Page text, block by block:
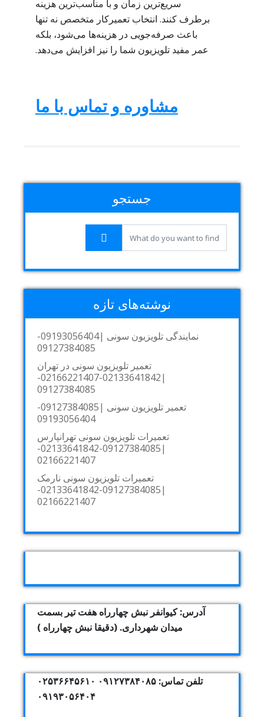
سریع‌ترین زمان و با مناسب‌ترین هزینه
برطرف کنند. انتخاب تعمیرکار متخصص نه تنها
باعث صرفه‌جویی در هزینه‌ها می‌شود، بلکه
عمر مفید تلویزیون شما را نیز افزایش می‌دهد.
مشاوره و تماس با ما
جستجو
نوشته‌های تازه
نمایندگی تلویزیون سونی |09193056404-
09127384085
تعمیر تلویزیون سونی در تهران
|02133641842-02166221407-
09127384085
تعمیر تلویزیون سونی |09127384085-
09193056404
تعمیرات تلویزیون سونی تهرانپارس
|09127384085-02133641842-
02166221407
تعمیرات تلویزیون سونی نارمک
|09127384085-02133641842-
02166221407
آدرس: کیوانفر نبش چهارراه هفت تیر بسمت
میدان شهرداری. (دقیقا نبش چهارراه )
تلفن تماس: ۰۹۱۲۷۳۸۴۰۸۵ ۰۲۵۳۶۶۴۵۶۱۰
۰۹۱۹۳۰۵۶۴۰۴